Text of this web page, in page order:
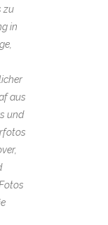
zu
in
aus
und